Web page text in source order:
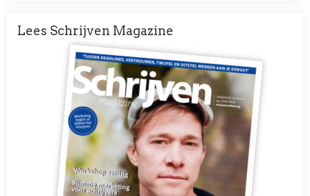
Lees Schrijven Magazine
Afbeelding